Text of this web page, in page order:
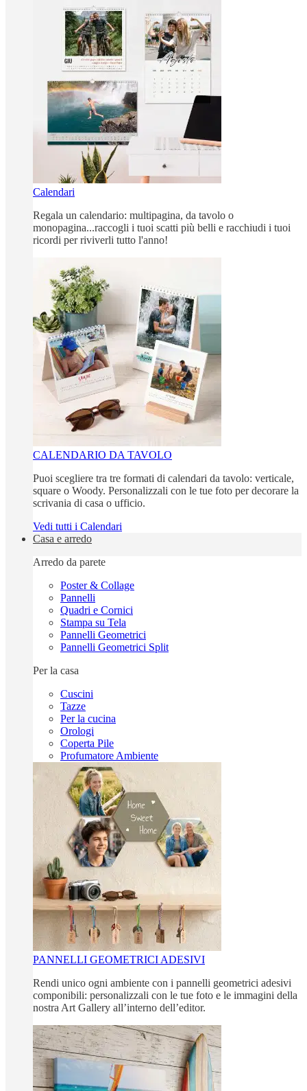
Calendari
Regala un calendario: multipagina, da tavolo o
monopagina...raccogli i tuoi scatti più belli e racchiudi i tuoi
ricordi per riviverli tutto l'anno!
CALENDARIO DA TAVOLO
Puoi scegliere tra tre formati di calendari da tavolo: verticale,
square o Woody. Personalizzali con le tue foto per decorare la
scrivania di casa o ufficio.
Vedi tutti i Calendari
Casa e arredo
Arredo da parete
Poster & Collage
Pannelli
Quadri e Cornici
Stampa su Tela
Pannelli Geometrici
Pannelli Geometrici Split
Per la casa
Cuscini
Tazze
Per la cucina
Orologi
Coperta Pile
Profumatore Ambiente
PANNELLI GEOMETRICI ADESIVI
Rendi unico ogni ambiente con i pannelli geometrici adesivi
componibili: personalizzali con le tue foto e le immagini della
nostra Art Gallery all’interno dell’editor.